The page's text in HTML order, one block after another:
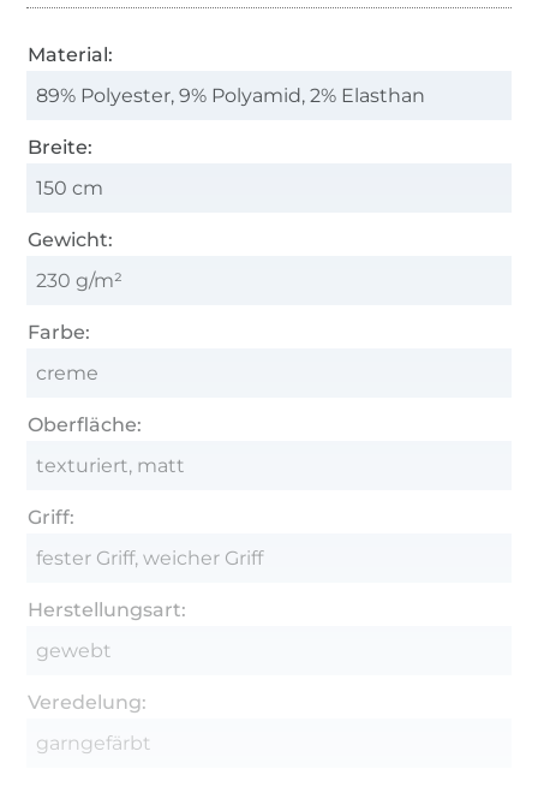
Material:
89% Polyester, 9% Polyamid, 2% Elasthan
Breite:
150 cm
Gewicht:
230 g/m²
Farbe:
creme
Oberfläche:
texturiert, matt
Griff:
fester Griff, weicher Griff
Herstellungsart:
gewebt
Veredelung:
garngefärbt